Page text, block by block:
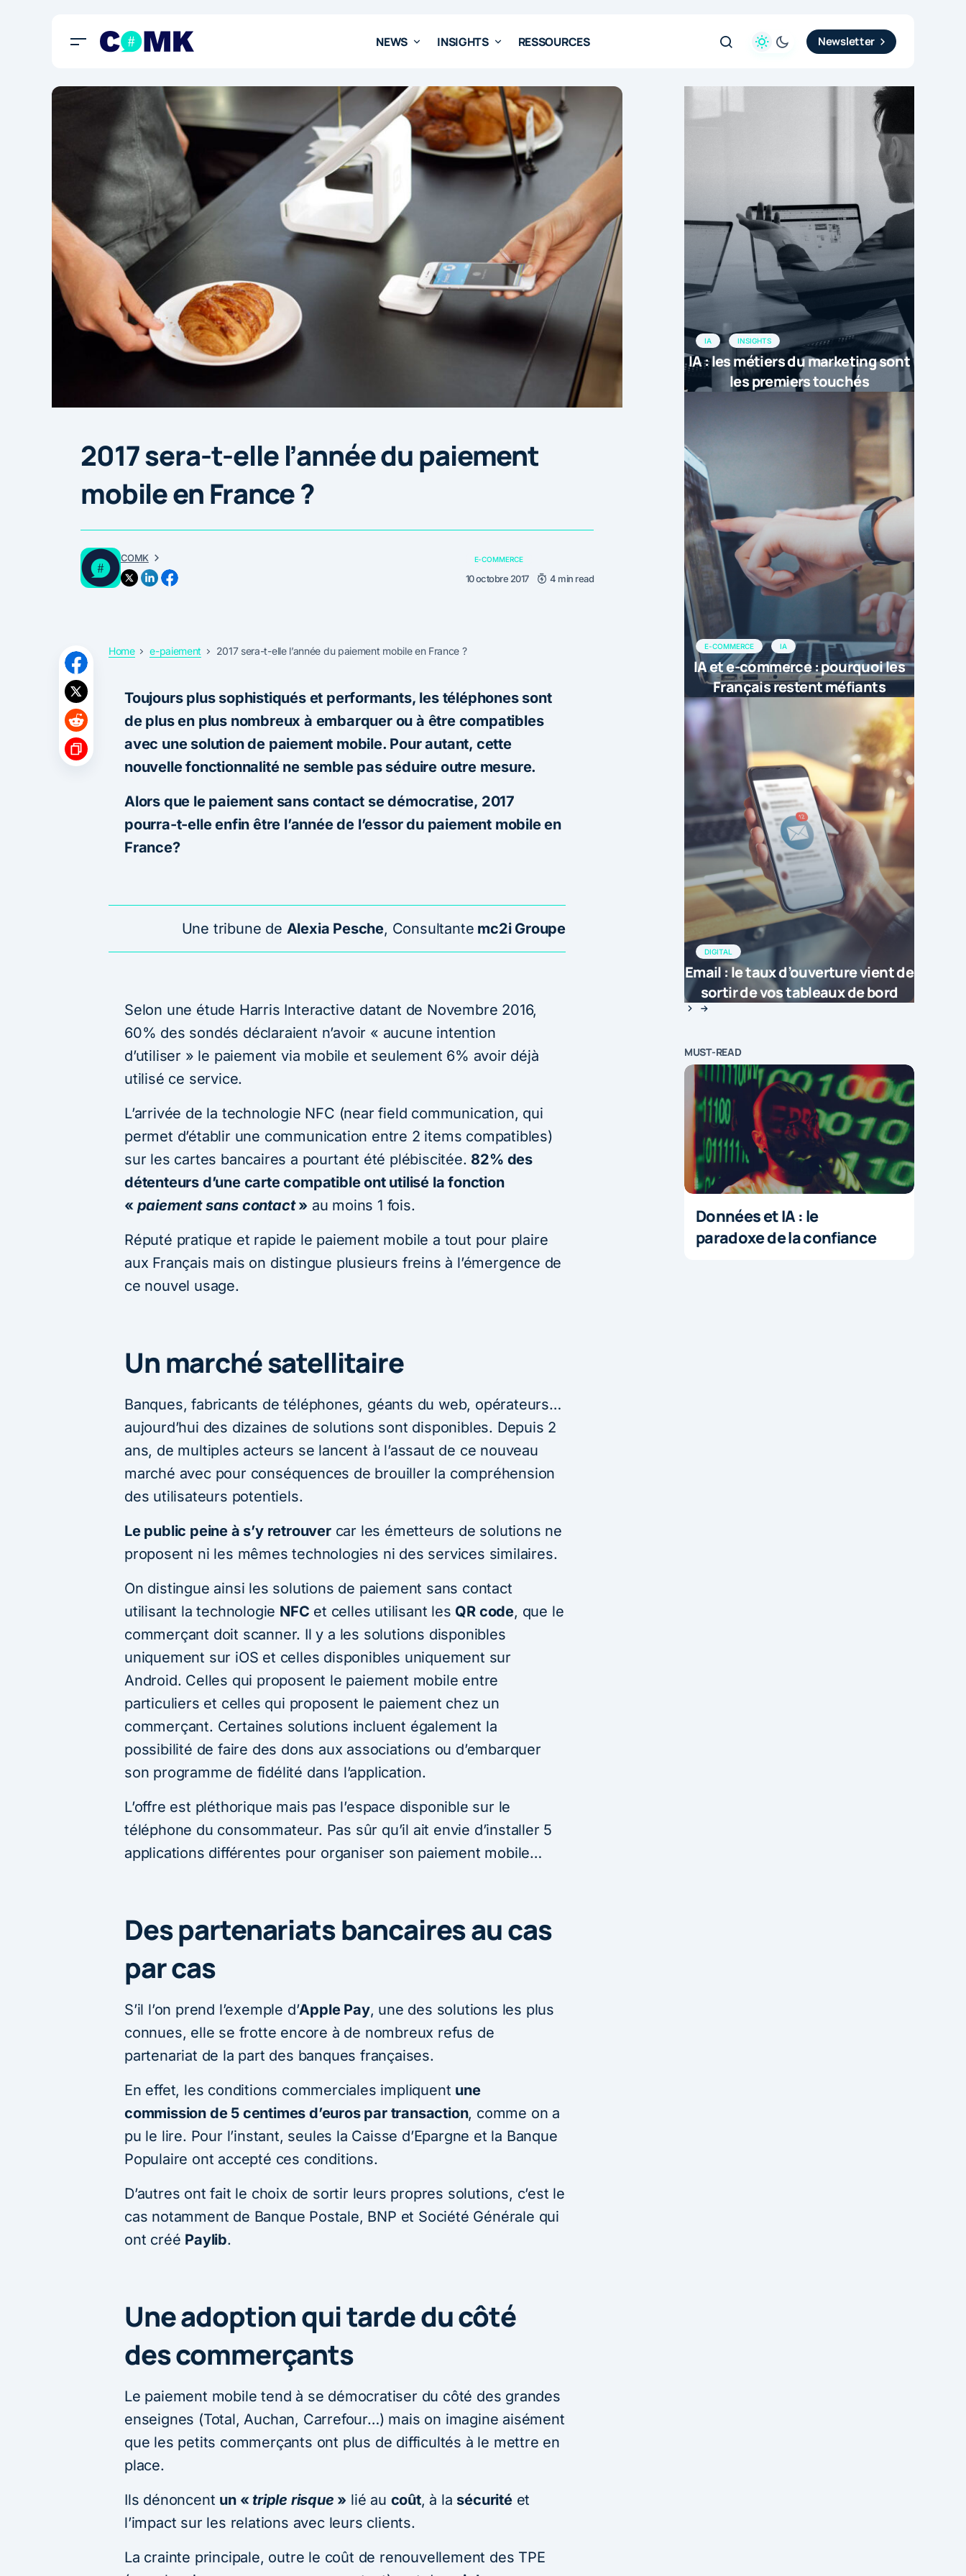
NEWS INSIGHTS RESSOURCES Newsletter
2017 sera-t-elle l’année du paiement
mobile en France ?
COMK E-COMMERCE
10 octobre 2017 4 min read
Home e-paiement 2017 sera-t-elle l’année du paiement mobile en France ?
Toujours plus sophistiqués et performants, les téléphones sont
de plus en plus nombreux à embarquer ou à être compatibles
avec une solution de paiement mobile. Pour autant, cette
nouvelle fonctionnalité ne semble pas séduire outre mesure.
Alors que le paiement sans contact se démocratise, 2017
pourra-t-elle enfin être l’année de l’essor du paiement mobile en
France?
Une tribune de Alexia Pesche, Consultante mc2i Groupe
Selon une étude Harris Interactive datant de Novembre 2016,
60% des sondés déclaraient n’avoir « aucune intention
d’utiliser » le paiement via mobile et seulement 6% avoir déjà
utilisé ce service.
L’arrivée de la technologie NFC (near field communication, qui
permet d’établir une communication entre 2 items compatibles)
sur les cartes bancaires a pourtant été plébiscitée. 82% des
détenteurs d’une carte compatible ont utilisé la fonction
«paiement sans contact» au moins 1 fois.
Réputé pratique et rapide le paiement mobile a tout pour plaire
aux Français mais on distingue plusieurs freins à l’émergence de
ce nouvel usage.
Un marché satellitaire
Banques, fabricants de téléphones, géants du web, opérateurs…
aujourd’hui des dizaines de solutions sont disponibles. Depuis 2
ans, de multiples acteurs se lancent à l’assaut de ce nouveau
marché avec pour conséquences de brouiller la compréhension
des utilisateurs potentiels.
Le public peine à s’y retrouvercar les émetteurs de solutions ne
proposent ni les mêmes technologies ni des services similaires.
On distingue ainsi les solutions de paiement sans contact
utilisant la technologie NFC et celles utilisant les QR code, que le
commerçant doit scanner. Il y a les solutions disponibles
uniquement sur iOS et celles disponibles uniquement sur
Android. Celles qui proposent le paiement mobile entre
particuliers et celles qui proposent le paiement chez un
commerçant. Certaines solutions incluent également la
possibilité de faire des dons aux associations ou d’embarquer
son programme de fidélité dans l’application.
L’offre est pléthorique mais pas l’espace disponible sur le
téléphone du consommateur. Pas sûr qu’il ait envie d’installer 5
applications différentes pour organiser son paiement mobile…
Des partenariats bancaires au cas
par cas
S’il l’on prend l’exemple d’Apple Pay, une des solutions les plus
connues, elle se frotte encore à de nombreux refus de
partenariat de la part des banques françaises.
En effet, les conditions commerciales impliquent une
commission de 5 centimes d’euros par transaction, comme on a
pu le lire. Pour l’instant, seules la Caisse d’Epargne et la Banque
Populaire ont accepté ces conditions.
D’autres ont fait le choix de sortir leurs propres solutions, c’est le
cas notamment de Banque Postale, BNP et Société Générale qui
ont créé Paylib.
Une adoption qui tarde du côté
des commerçants
Le paiement mobile tend à se démocratiser du côté des grandes
enseignes (Total, Auchan, Carrefour…) mais on imagine aisément
que les petits commerçants ont plus de difficultés à le mettre en
place.
Ils dénoncent un «triple risque » lié au coût, à la sécuritéet
l’impact sur les relations avec leurs clients.
La crainte principale, outre le coût de renouvellement des TPE
IA INSIGHTS
IA : les métiers du marketing sont
les premiers touchés
E-COMMERCE IA
IA et e-commerce : pourquoi les
Français restent méfiants
DIGITAL
Email : le taux d’ouverture vient de
sortir de vos tableaux de bord
MUST-READ
Données et IA : le
paradoxe de la confiance